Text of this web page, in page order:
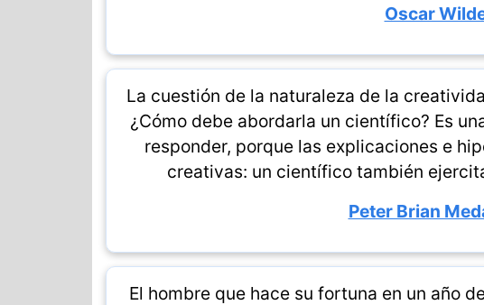
Oscar
La cuestión de la naturaleza de la
¿Cómo debe abordarla un científico? Es
responder, porque las explicaciones e
creativas: un científico también
Peter Brian
El hombre que hace su fortuna en un año